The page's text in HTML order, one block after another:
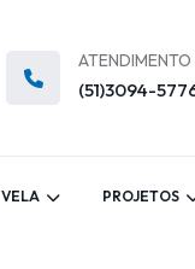
ATENDIMENTO
(51)3094-
VELA PROJETOS